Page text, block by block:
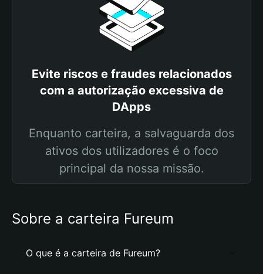
Evite riscos e fraudes relacionados
com a autorização excessiva de
DApps
Enquanto carteira, a salvaguarda dos
ativos dos utilizadores é o foco
principal da nossa missão.
Sobre a carteira Fureum
O que é a carteira de Fureum?